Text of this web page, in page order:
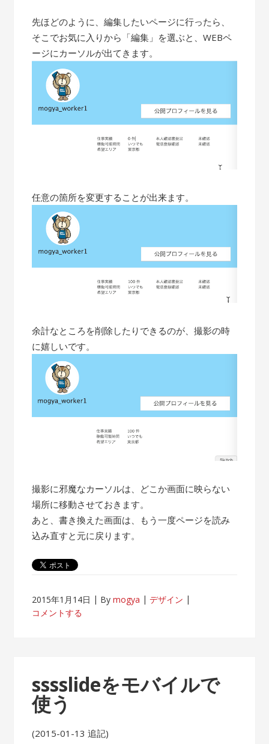
先ほどのように、編集したいページに行ったら、
そこでお気に入りから「編集」を選ぶと、WEBペ
ージにカーソルが出てきます。
任意の箇所を変更することが出来ます。
余計なところを削除したりできるのが、撮影の時
に嬉しいです。
撮影に邪魔なカーソルは、どこか画面に映らない
場所に移動させておきます。
あと、書き換えた画面は、もう一度ページを読み
込み直すと元に戻ります。
2015年1月14日 Bymogya
デザイン
コメントする
sssslideをモバイルで
使う
(2015-01-13 追記)